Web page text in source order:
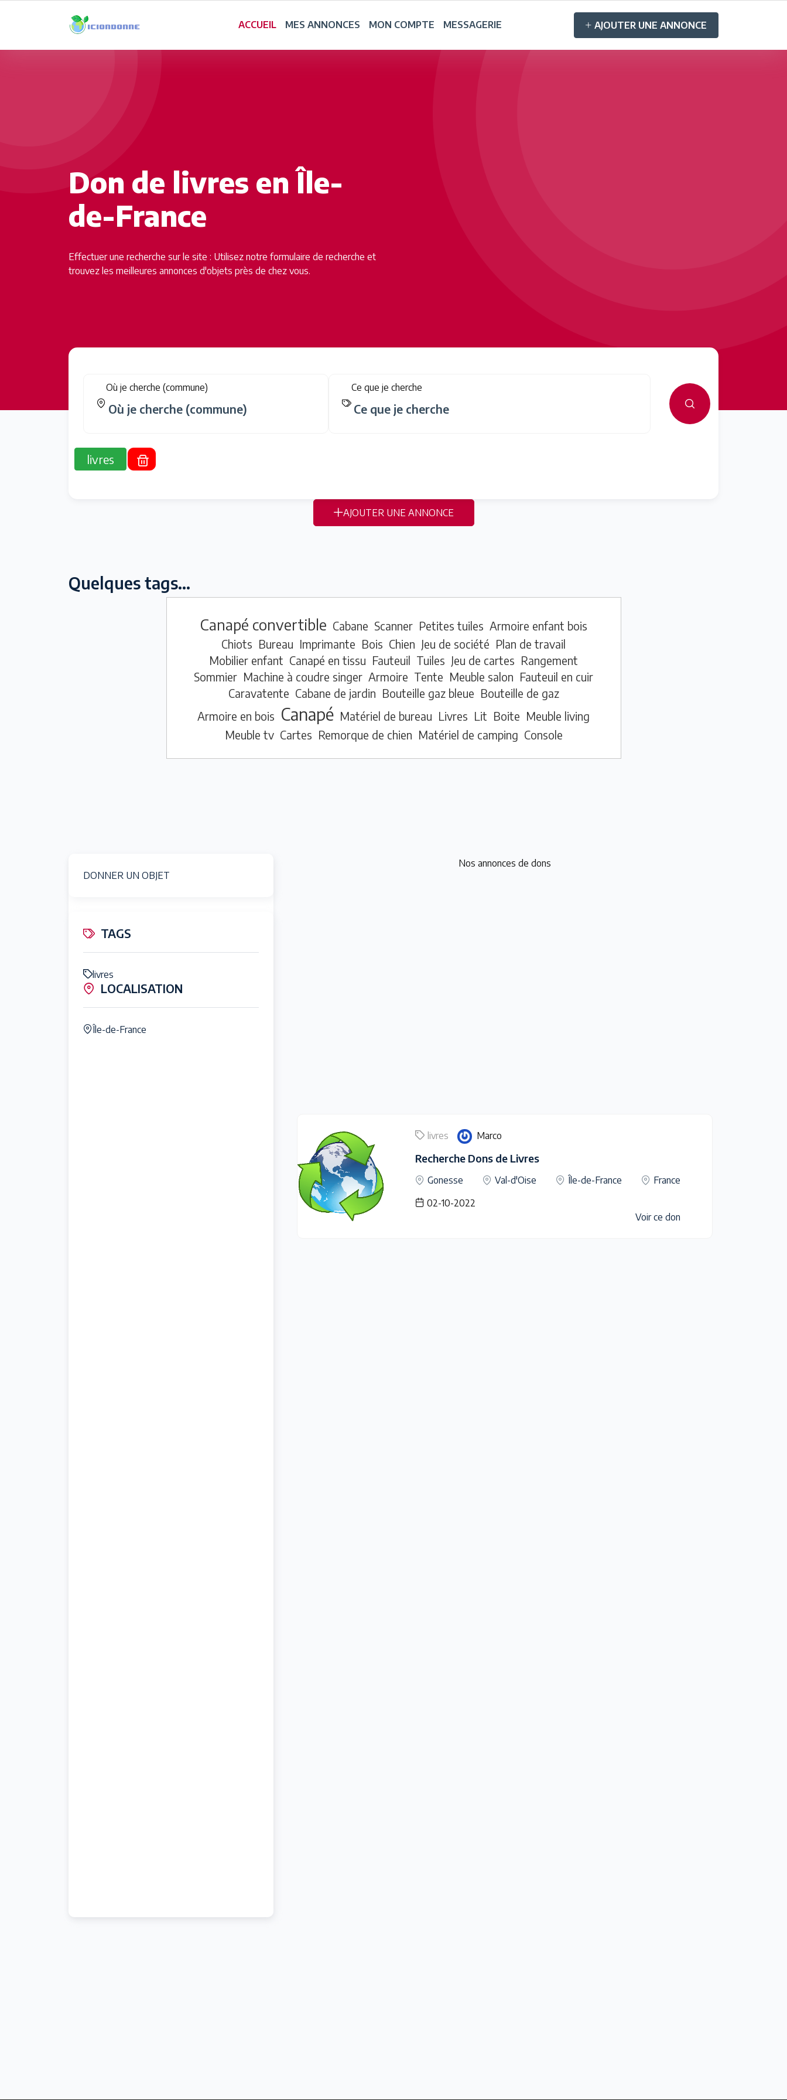
ACCUEIL MES ANNONCES MON COMPTE MESSAGERIE AJOUTER UNE ANNONCE
Don de livres en Île-
de-France
Effectuer une recherche sur le site : Utilisez notre formulaire de recherche et
trouvez les meilleures annonces d'objets près de chez vous.
Où je cherche (commune) Ce que je cherche
livres
AJOUTER UNE ANNONCE
Quelques tags...
Canapé convertible Cabane Scanner Petites tuiles Armoire enfant bois
Chiots Bureau Imprimante Bois Chien Jeu de société Plan de travail
Mobilier enfant Canapé en tissu Fauteuil Tuiles Jeu de cartes Rangement
Sommier Machine à coudre singer Armoire Tente Meuble salon Fauteuil en cuir
Caravatente Cabane de jardin Bouteille gaz bleue Bouteille de gaz
Armoire en bois Canapé Matériel de bureau Livres Lit Boite Meuble living
Meuble tv Cartes Remorque de chien Matériel de camping Console
DONNER UN OBJET
TAGS
livres
LOCALISATION
Île-de-France
Nos annonces de dons
livres Marco
Recherche Dons de Livres
Gonesse Val-d'Oise Île-de-France
France
02-10-2022
Voir ce don